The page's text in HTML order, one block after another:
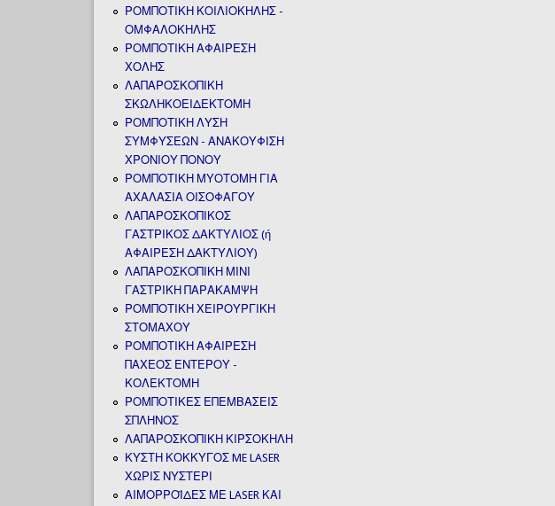
ΡΟΜΠΟΤΙΚΗ ΚΟΙΛΙΟΚΗΛΗΣ -
ΟΜΦΑΛΟΚΗΛΗΣ
ΡΟΜΠΟΤΙΚΗ ΑΦΑΙΡΕΣΗ
ΧΟΛΗΣ
ΛΑΠΑΡΟΣΚΟΠΙΚΗ
ΣΚΩΛΗΚΟΕΙΔΕΚΤΟΜΗ
ΡΟΜΠΟΤΙΚΗ ΛΥΣΗ
ΣΥΜΦΥΣΕΩΝ - ΑΝΑΚΟΥΦΙΣΗ
ΧΡΟΝΙΟΥ ΠΟΝΟΥ
ΡΟΜΠΟΤΙΚΗ ΜΥΟΤΟΜΗ ΓΙΑ
ΑΧΑΛΑΣΙΑ ΟΙΣΟΦΑΓΟΥ
ΛΑΠΑΡΟΣΚΟΠΙΚΟΣ
ΓΑΣΤΡΙΚΟΣ ΔΑΚΤΥΛΙΟΣ (ή
ΑΦΑΙΡΕΣΗ ΔΑΚΤΥΛΙΟΥ)
ΛΑΠΑΡΟΣΚΟΠΙΚΗ ΜΙΝΙ
ΓΑΣΤΡΙΚΗ ΠΑΡΑΚΑΜΨΗ
ΡΟΜΠΟΤΙΚΗ ΧΕΙΡΟΥΡΓΙΚΗ
ΣΤΟΜΑΧΟΥ
ΡΟΜΠΟΤΙΚΗ ΑΦΑΙΡΕΣΗ
ΠΑΧΕΟΣ ΕΝΤΕΡΟΥ -
ΚΟΛΕΚΤΟΜΗ
ΡΟΜΠΟΤΙΚΕΣ ΕΠΕΜΒΑΣΕΙΣ
ΣΠΛΗΝΟΣ
ΛΑΠΑΡΟΣΚΟΠΙΚΗ ΚΙΡΣΟΚΗΛΗ
ΚΥΣΤΗ ΚΟΚΚΥΓΟΣ ME LASER
ΧΩΡΙΣ ΝΥΣΤΕΡΙ
ΑΙΜΟΡΡΟΪΔΕΣ ΜΕ LASER ΚΑΙ